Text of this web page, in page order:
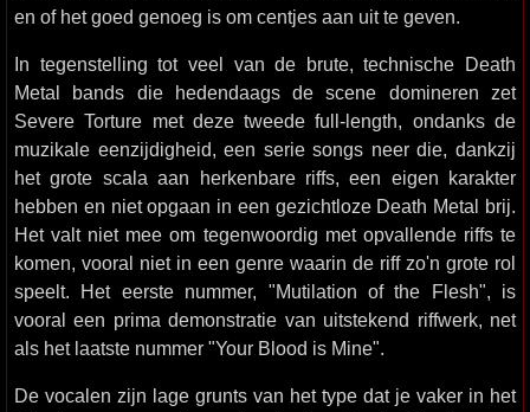
en of het goed genoeg is om centjes aan uit te geven.
In tegenstelling tot veel van de brute, technische Death
Metal bands die hedendaags de scene domineren zet
Severe Torture met deze tweede full-length, ondanks de
muzikale eenzijdigheid, een serie songs neer die, dankzij
het grote scala aan herkenbare riffs, een eigen karakter
hebben en niet opgaan in een gezichtloze Death Metal brij.
Het valt niet mee om tegenwoordig met opvallende riffs te
komen, vooral niet in een genre waarin de riff zo'n grote rol
speelt. Het eerste nummer, "Mutilation of the Flesh", is
vooral een prima demonstratie van uitstekend riffwerk, net
als het laatste nummer "Your Blood is Mine".
De vocalen zijn lage grunts van het type dat je vaker in het